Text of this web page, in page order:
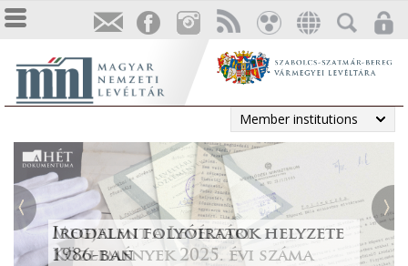
Member institutions
Irodalmi folyóiratok helyzete
1986-ban
Megjelent a Levéltári
Közlemények 2025. évi száma
„Lapidáris emlékek” a levéltári
anyagban
ArchívNet 2026/2.
Tájékoztatás a Pest vármegyei
állami anyakönyvi
másodpéldányok online
közzétételéről